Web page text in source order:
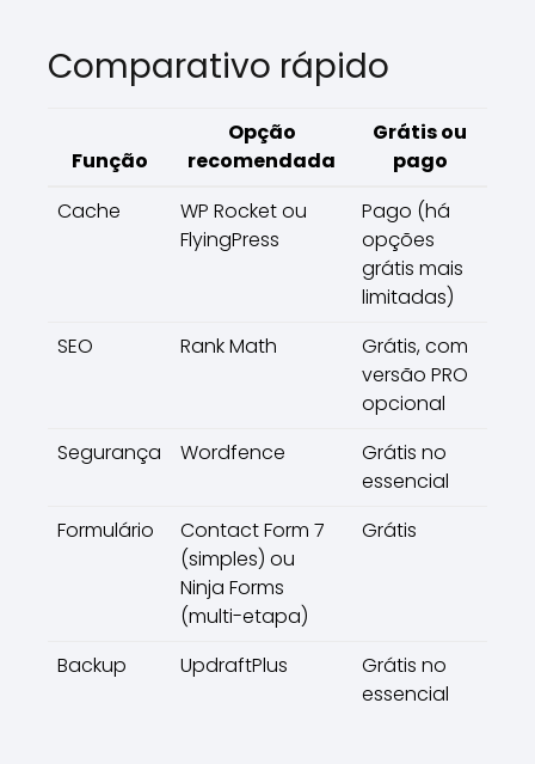
Comparativo rápido
Função
Opção
recomendada
Grátis ou
pago
Cache
WP Rocket ou
FlyingPress
Pago (há
opções
grátis mais
limitadas)
SEO
Rank Math
Grátis, com
versão PRO
opcional
Segurança
Wordfence
Grátis no
essencial
Formulário
Contact Form 7
(simples) ou
Ninja Forms
(multi-etapa)
Grátis
Backup UpdraftPlus
Grátis no
essencial